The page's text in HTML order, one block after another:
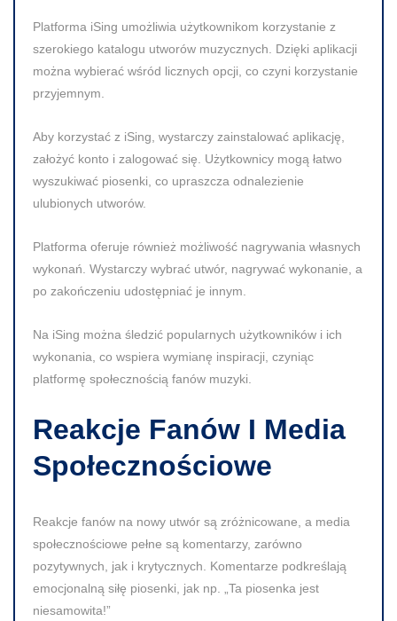
Platforma iSing umożliwia użytkownikom korzystanie z
szerokiego katalogu utworów muzycznych. Dzięki aplikacji
można wybierać wśród licznych opcji, co czyni korzystanie
przyjemnym.
Aby korzystać z iSing, wystarczy zainstalować aplikację,
założyć konto i zalogować się. Użytkownicy mogą łatwo
wyszukiwać piosenki, co upraszcza odnalezienie
ulubionych utworów.
Platforma oferuje również możliwość nagrywania własnych
wykonań. Wystarczy wybrać utwór, nagrywać wykonanie, a
po zakończeniu udostępniać je innym.
Na iSing można śledzić popularnych użytkowników i ich
wykonania, co wspiera wymianę inspiracji, czyniąc
platformę społecznością fanów muzyki.
Reakcje Fanów I Media
Społecznościowe
Reakcje fanów na nowy utwór są zróżnicowane, a media
społecznościowe pełne są komentarzy, zarówno
pozytywnych, jak i krytycznych. Komentarze podkreślają
emocjonalną siłę piosenki, jak np. „Ta piosenka jest
niesamowita!”